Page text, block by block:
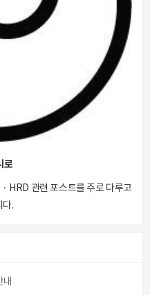
로
HRD 관련 포스트를 주로 다루고
다.
내